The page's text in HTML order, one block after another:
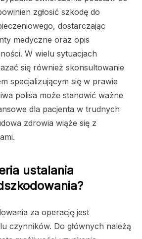
zgłosić szkodę do
dostarczając
medyczne oraz opis
W wielu sytuacjach
się również skonsultowanie
specjalizującym się w prawie
polisa może stanowić ważne
dla pacjenta w trudnych
zdrowia wiąże się z
ustalania
za operację jest
czynników. Do głównych należą